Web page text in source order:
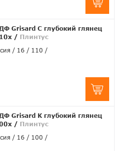
Grisard C глубокий глянец
/ Плинтус
16 110
Grisard K глубокий глянец
/ Плинтус
16 100